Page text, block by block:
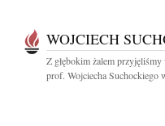
WOJCIECH
Z głębokim żalem
prof. Wojciecha Suchockiego